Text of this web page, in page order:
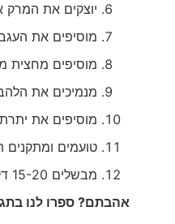
יוצקים את המרק או
מוסיפים את
מוסיפים מחצית
מנמיכים את
מוסיפים את
טועמים ומתקנים
מבשלים 15-20 דקות נוספות ומגישים
אהבתם? ספרו לנו